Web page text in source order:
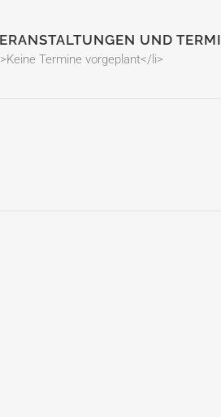
UND
Termine vorgeplant</li>